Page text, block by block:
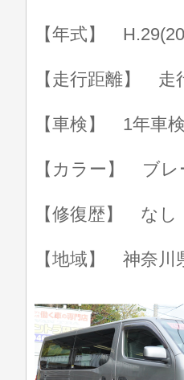
【年式】
【走行距離】 走
【車検】 1年車
【カラー】 ブレ
【修復歴】 なし
【地域】 神奈川